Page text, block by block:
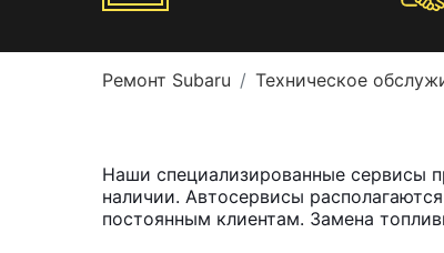
Ремонт Subaru Техническое
Наши специализированные сервисы
наличии. Автосервисы
постоянным клиентам. Замена